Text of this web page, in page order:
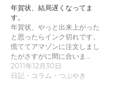
年賀状、結局遅くなってま
す。
年賀状、やっと出来上がった
と思ったらインク切れです。
慌ててアマゾンに注文しまし
たがさすがに間に合いま…
2011年12月30日
日記・コラム・つぶやき